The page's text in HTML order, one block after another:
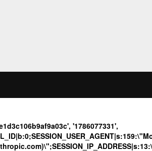
'1786077331',